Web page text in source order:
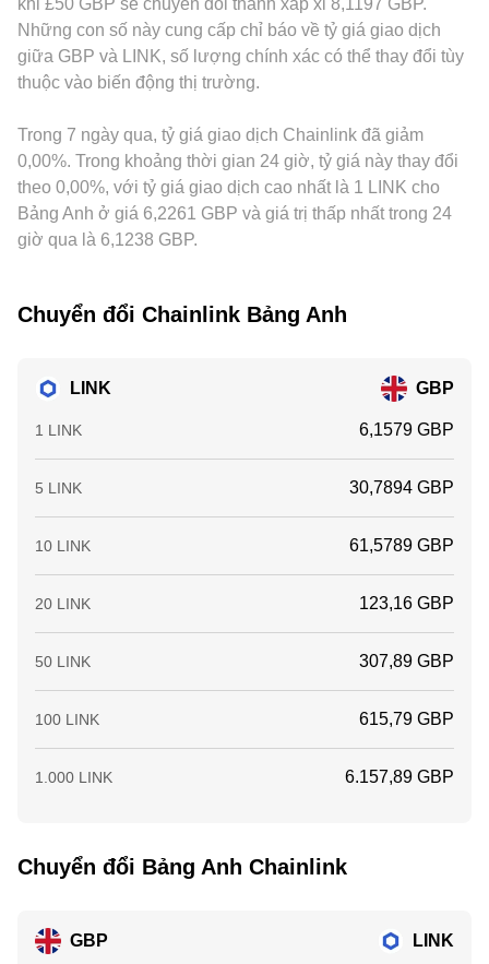
ánh vào LINK/GBP conversion rate theo thời gian.
tỷ lệ này. Dù định giá trực tiếp theo GBP có thể đi qua các
cặp trung gian (như LINK/USDT và GBP/USDT), nguyên tắc
cốt lõi vẫn là giá được xác lập tại điểm các lệnh mua và bán
gặp nhau, rồi được phản ánh vào LINK/GBP conversion
LINK/USDT và tỷ giá GBP/USDT sẽ truyền sang định giá
cuối cùng; nếu USDT giao dịch trên mức 1 hoặc dưới mức 1
so với USD, sai lệch đó cũng sẽ phản ánh vào cặp
LINK/GBP. Hoạt động arbitrage giữa các sàn giúp thu hẹp
nhưng không thể triệt tiêu hoàn toàn khác biệt do độ trễ
khớp lệnh, chi phí giao dịch, hạn mức nạp rút và rủi ro thị
trường.
khi £50 GBP sẽ chuyển đổi thành xấp xỉ 8,1197 GBP.
Những con số này cung cấp chỉ báo về tỷ giá giao dịch
giữa GBP và LINK, số lượng chính xác có thể thay đổi tùy
thuộc vào biến động thị trường.
Trong 7 ngày qua, tỷ giá giao dịch Chainlink đã giảm
0,00%. Trong khoảng thời gian 24 giờ, tỷ giá này thay đổi
theo 0,00%, với tỷ giá giao dịch cao nhất là 1 LINK cho
Bảng Anh ở giá 6,2261 GBP và giá trị thấp nhất trong 24
giờ qua là 6,1238 GBP.
Chuyển đổi Chainlink Bảng Anh
LINK GBP
1 LINK 6,1579 GBP
5 LINK 30,7894 GBP
10 LINK 61,5789 GBP
20 LINK 123,16 GBP
50 LINK 307,89 GBP
100 LINK 615,79 GBP
1.000 LINK 6.157,89 GBP
Chuyển đổi Bảng Anh Chainlink
GBP LINK